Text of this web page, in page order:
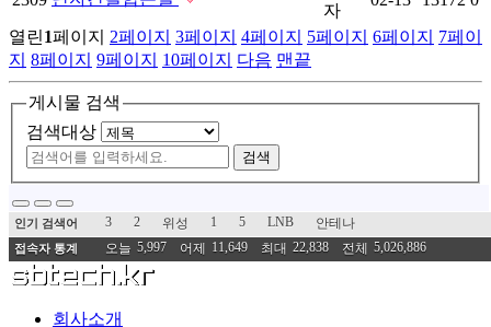
자
열린1페이지 2페이지 3페이지 4페이지 5페이지 6페이지 7페이
지 8페이지 9페이지 10페이지 다음 맨끝
게시물 검색
검색대상
검색
인기 검색어 3 2 위성 1 5 LNB 안테나
접속자 통계 오늘 5,997 어제 11,649 최대 22,838 전체 5,026,886
회사소개